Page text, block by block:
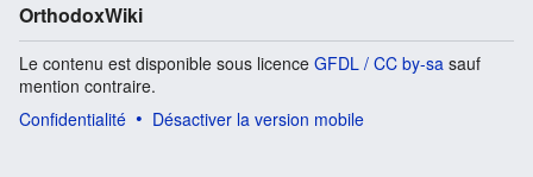
OrthodoxWiki
Le contenu est disponible sous licence GFDL / CC by-sa sauf
mention contraire.
Confidentialité
Désactiver la version mobile